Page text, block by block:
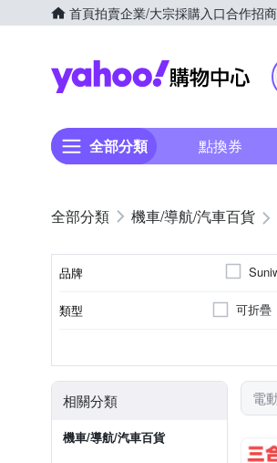
首頁拍賣企業/大宗採購入口合作招商
全部分類 點換券
機車/導航/汽車百貨
品牌
類型 可折疊
相關分類
機車/導航/汽車百貨
電